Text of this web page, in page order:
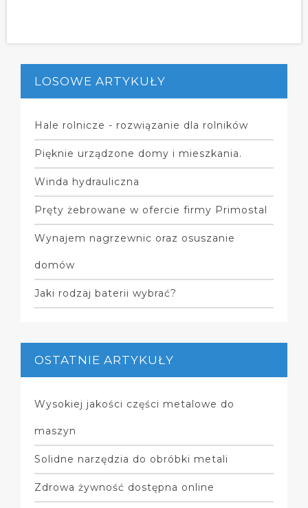
LOSOWE ARTYKUŁY
Hale rolnicze - rozwiązanie dla rolników
Pięknie urządzone domy i mieszkania.
Winda hydrauliczna
Pręty żebrowane w ofercie firmy Primostal
Wynajem nagrzewnic oraz osuszanie
domów
Jaki rodzaj baterii wybrać?
OSTATNIE ARTYKUŁY
Wysokiej jakości części metalowe do
maszyn
Solidne narzędzia do obróbki metali
Zdrowa żywność dostępna online